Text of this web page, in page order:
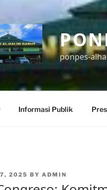
ponpes-
Informasi Publik
2025 BY ADMIN